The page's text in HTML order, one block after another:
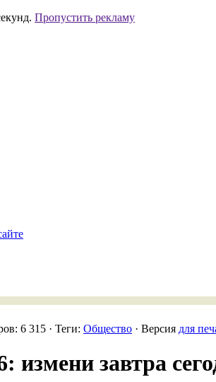
Пропустить рекламу
6 315 · Теги: Общество · Версия для
измени завтра